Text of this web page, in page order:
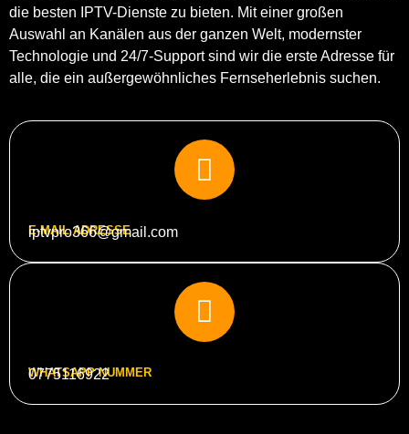
die besten IPTV-Dienste zu bieten. Mit einer großen
Auswahl an Kanälen aus der ganzen Welt, modernster
Technologie und 24/7-Support sind wir die erste Adresse für
alle, die ein außergewöhnliches Fernseherlebnis suchen.
E-MAIL ADRESSE
iptvpro366@gmail.com
WHATSAPP NUMMER
0775116922